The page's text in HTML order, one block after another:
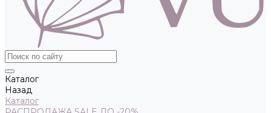
Каталог
Назад
Каталог